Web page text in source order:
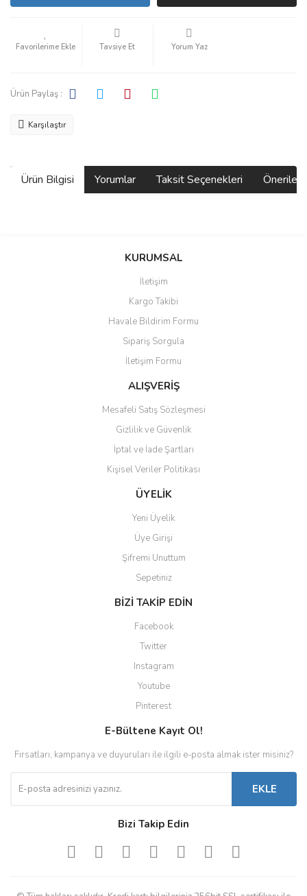
Tavsiye Et Yorum Yaz
Ürün Paylaş :
Karşılaştır
Ürün Bilgisi Yorumlar Taksit Seçenekleri
Bu ürüne ilk yorumu siz yapın!
Ürün resmi kalitesiz, bozuk veya görüntülenemiyor.
Ürün açıklamasında eksik bilgiler bulunuyor.
Ürün bilgilerinde hatalar bulunuyor.
Ürün fiyatı diğer sitelerden daha pahalı.
Bu ürüne benzer farklı alternatifler olmalı.
Gönder
KURUMSAL
İletişim
Kargo Takibi
Havale Bildirim Formu
Sipariş Sorgula
İletişim Formu
ALIŞVERİŞ
Mesafeli Satış Sözleşmesi
Gizlilik ve Güvenlik
İptal ve İade Şartları
Kişisel Veriler Politikası
ÜYELİK
Yeni Üyelik
Üye Girişi
Şifremi Unuttum
Sepetiniz
BİZİ TAKİP EDİN
Facebook
Twitter
Instagram
Youtube
Pinterest
E-Bültene Kayıt Ol!
Fırsatları, kampanya ve duyuruları ile ilgili e-posta almak ister misiniz?
EKLE
Bizi Takip Edin